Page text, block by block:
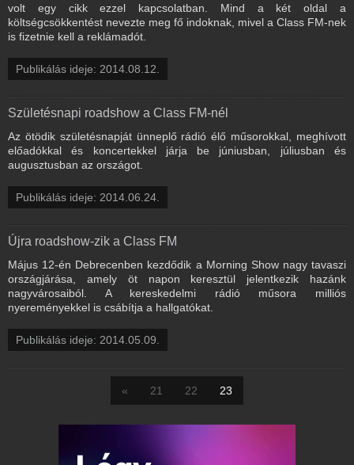
volt egy cikk ezzel kapcsolatban. Mind a két oldal a
költségcsökkentést nevezte meg fő indoknak, mivel a Class FM-nek
is fizetnie kell a reklámadót.
Publikálás ideje: 2014.08.12.
Születésnapi roadshow a Class FM-nél
Az ötödik születésnapját ünneplő rádió élő műsorokkal, meghívott
előadókkal és koncertekkel járja be júniusban, júliusban és
augusztusban az országot.
Publikálás ideje: 2014.06.24.
Újra roadshow-zik a Class FM
Május 12-én Debrecenben kezdődik a Morning Show nagy tavaszi
országjárása, amely öt napon keresztül jelentkezik hazánk
nagyvárosaiból. A kereskedelmi rádió műsora milliós
nyereményekkel is csábítja a hallgatókat.
Publikálás ideje: 2014.05.09.
« 21 22 23